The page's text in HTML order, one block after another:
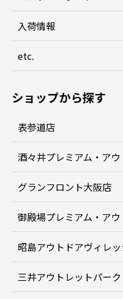
入荷情報
etc.
ショップから探す
表参道店
酒々井プレミアム・ア
グランフロント大阪店
御殿場プレミアム・ア
昭島アウトドアヴィレ
三井アウトレットパー